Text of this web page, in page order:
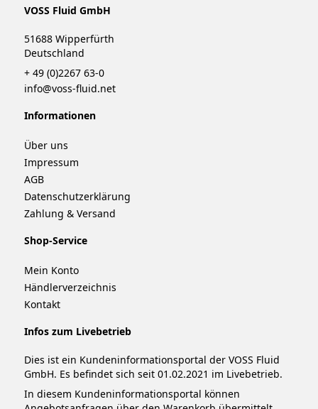
VOSS Fluid GmbH
51688 Wipperfürth
Deutschland
+ 49 (0)2267 63-0
info@voss-fluid.net
Informationen
Über uns
Impressum
AGB
Datenschutzerklärung
Zahlung & Versand
Shop-Service
Mein Konto
Händlerverzeichnis
Kontakt
Infos zum Livebetrieb
Dies ist ein Kundeninformationsportal der VOSS Fluid
GmbH. Es befindet sich seit 01.02.2021 im Livebetrieb.
In diesem Kundeninformationsportal können